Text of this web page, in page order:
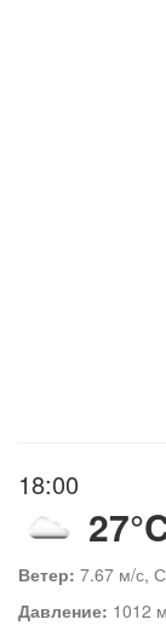
18:00
Ветер: 7.67 м/с,
Давление: 1012